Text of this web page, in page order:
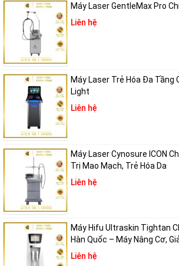
Máy Laser GentleMax Pro
Liên hệ
Máy Laser Trẻ Hóa Đa Tầng
Light
Liên hệ
Máy Laser Cynosure ICON
Trị Mao Mạch, Trẻ Hóa Da
Liên hệ
Máy Hifu Ultraskin Tightan
Hàn Quốc – Máy Nâng Cơ,
Liên hệ